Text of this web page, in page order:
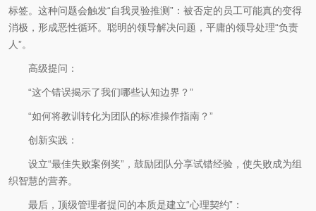
标签。这种问题会触发“自我灵验推测”：被否定的员工可能真的变得
消极，形成恶性循环。聪明的领导解决问题，平庸的领导处理“负责
人”。
高级提问：
“这个错误揭示了我们哪些认知边界？”
“如何将教训转化为团队的标准操作指南？”
创新实践：
设立“最佳失败案例奖”，鼓励团队分享试错经验，使失败成为组
织智慧的营养。
最后，顶级管理者提问的本质是建立“心理契约”：